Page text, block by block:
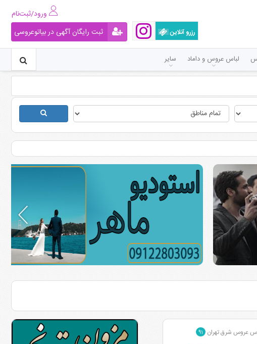
رزرو آنلاین
ثبت رایگان آگهی در بیاتوعروسی
لباس عروس و داماد سایر
عروس شرق تهران ۹۱